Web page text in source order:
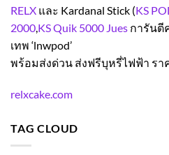
RELX และ Kardanal Stick (KS
2000 KS Quik 5000 Jues การันตี
เทพ ‘lnwpod’
พร้อมส่งด่วน ส่งฟรีบุหรี่ไฟฟ้า รา
relxcake.com
TAG CLOUD